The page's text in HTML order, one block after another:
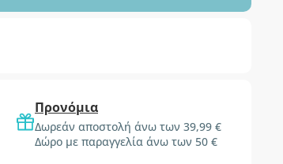
Προνόμια
Δωρεάν αποστολή άνω των 39,99 €
Δώρο με παραγγελία άνω των 50 €